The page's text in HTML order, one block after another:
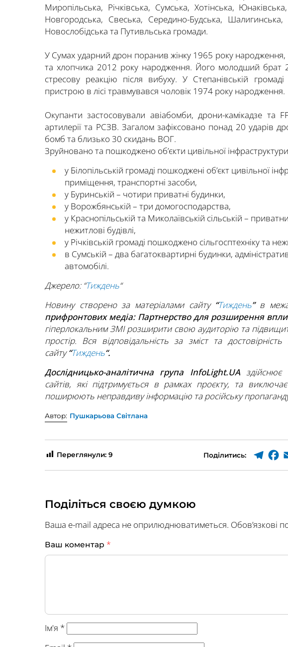
Миропільська, Річківська, Сумська, Хотінська,
Новгородська, Свеська, Середино-Будська, Шалигинська,
Новослобідська та Путивльська громади.
У Сумах ударний дрон поранив жінку 1965 року
та хлопчика 2012 року народження. Його молодший брат
стресову реакцію після вибуху. У Степанівській
пристрою в лісі травмувався чоловік 1974 року народження.
Окупанти застосовували авіабомби, дрони-камікадзе та
артилерії та РСЗВ. Загалом зафіксовано понад 20 ударів
бомб та близько 30 скидань ВОГ.
Зруйновано та пошкоджено об’єкти цивільної
у Білопільській громаді пошкоджені об’єкт цивільної
приміщення, транспортні засоби,
у Буринській – чотири приватні будинки,
у Ворожбянській – три домогосподарства,
у Краснопільській та Миколаївській сільській –
нежитлові будівлі,
у Річківській громаді пошкоджено сільгосптехніку та
в Сумській – два багатоквартирні будинки,
автомобілі.
Джерело: “Тиждень“
Новину створено за матеріалами сайту “Тиждень” в
прифронтових медіа: Партнерство для розширення
гіперлокальним ЗМІ розширити свою аудиторію та
простір. Вся відповідальність за зміст та
сайту“Тиждень“.
Дослідницько-аналітична група InfoLight.UAздійснює
сайтів, які підтримується в рамках проєкту, та
поширюють неправдиву інформацію та російську
Автор: Пушкарьова Світлана
Переглянули: 9 Поділитись:
Поділіться своєю думкою
Ваша e-mail адреса не оприлюднюватиметься. Обов’язкові
Ваш коментар *
Ім'я *